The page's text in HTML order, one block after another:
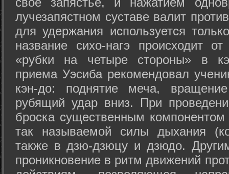
лучезапястном суставе валит
для удержания используется
название сихо-нагэ происходит
«рубки на четыре стороны» в
приема Уэсиба рекомендовал
кэн-до: поднятие меча,
рубящий удар вниз. При
броска существенным компонентом
так называемой силы дыхания
также в дзю-дзюцу и дзюдо.
проникновение в ритм движений